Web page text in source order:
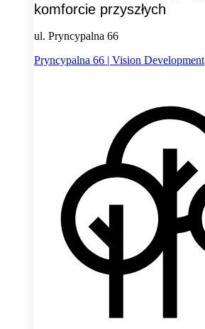
komforcie przyszłych
ul. Pryncypalna 66
Pryncypalna 66 | Vision Development